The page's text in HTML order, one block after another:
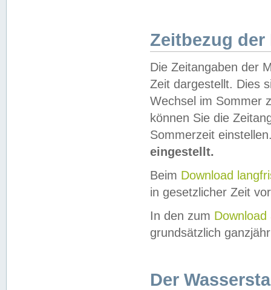
Zeitbezug der
Die Zeitangaben der
Zeit dargestellt. Dies
Wechsel im Sommer
können Sie die
Sommerzeit
eingestellt.
Beim Download
in gesetzlicher Zeit
In den zum Download
grundsätzlich
Der